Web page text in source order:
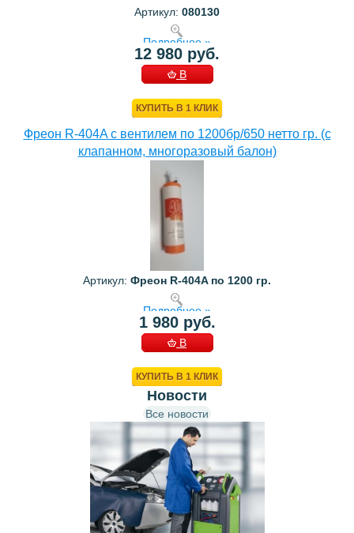
Артикул: 080130
Подробнее »
12 980 руб.
В
КУПИТЬ В 1 КЛИК
Фреон R-404A с вентилем по 1200бр/650 нетто гр. (с
клапанном, многоразовый балон)
Артикул: Фреон R-404A по 1200 гр.
Подробнее »
1 980 руб.
В
КУПИТЬ В 1 КЛИК
Новости
Все новости